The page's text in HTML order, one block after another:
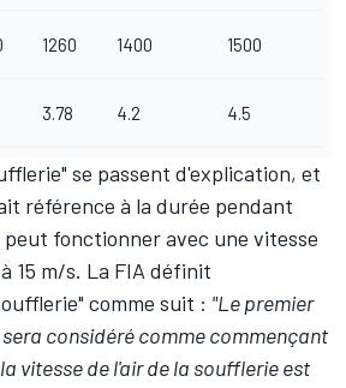
1260 1400 1500
3.78 4.2 4.5
se passent d'explication, et
référence à la durée pendant
fonctionner avec une vitesse
15 m/s. La FIA définit
comme suit : "Le premier
considéré comme commençant
vitesse de l'air de la soufflerie est